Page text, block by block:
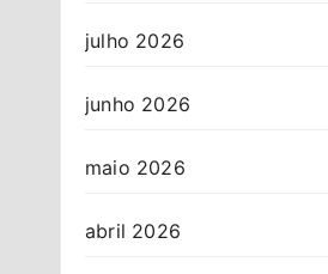
julho 2026
junho 2026
maio 2026
abril 2026